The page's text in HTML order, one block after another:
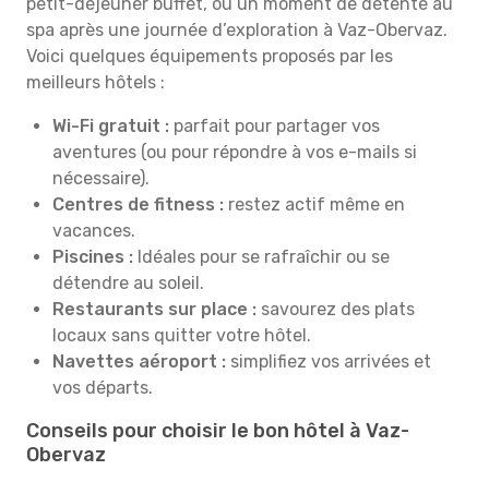
spa après une journée d’exploration à Vaz-Obervaz.
Voici quelques équipements proposés par les
meilleurs hôtels :
Wi-Fi gratuit : parfait pour partager vos
aventures (ou pour répondre à vos e-mails si
nécessaire).
Centres de fitness : restez actif même en
vacances.
Piscines : Idéales pour se rafraîchir ou se
détendre au soleil.
Restaurants sur place : savourez des plats
locaux sans quitter votre hôtel.
Navettes aéroport : simplifiez vos arrivées et
vos départs.
Conseils pour choisir le bon hôtel à Vaz-
Obervaz